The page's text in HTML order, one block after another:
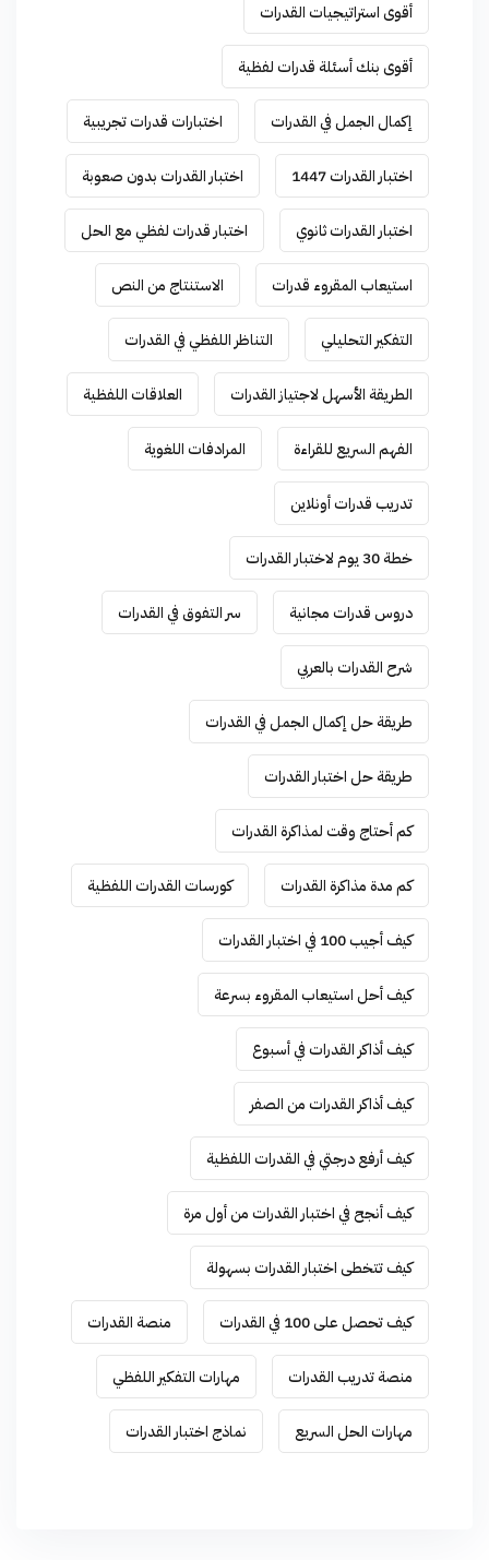
أقوى استراتيجيات القدرات
أقوى بنك أسئلة قدرات لفظية
إكمال الجمل في القدرات اختبارات قدرات تجريبية
اختبار القدرات 1447 اختبار القدرات بدون صعوبة
اختبار القدرات ثانوي اختبار قدرات لفظي مع الحل
استيعاب المقروء قدرات الاستنتاج من النص
التفكير التحليلي التناظر اللفظي في القدرات
الطريقة الأسهل لاجتياز القدرات العلاقات اللفظية
الفهم السريع للقراءة المرادفات اللغوية
تدريب قدرات أونلاين
خطة 30 يوم لاختبار القدرات
دروس قدرات مجانية سر التفوق في القدرات
شرح القدرات بالعربي
طريقة حل إكمال الجمل في القدرات
طريقة حل اختبار القدرات
كم أحتاج وقت لمذاكرة القدرات
كم مدة مذاكرة القدرات كورسات القدرات اللفظية
كيف أجيب 100 في اختبار القدرات
كيف أحل استيعاب المقروء بسرعة
كيف أذاكر القدرات في أسبوع
كيف أذاكر القدرات من الصفر
كيف أرفع درجتي في القدرات اللفظية
كيف أنجح في اختبار القدرات من أول مرة
كيف تتخطى اختبار القدرات بسهولة
كيف تحصل على 100 في القدرات منصة القدرات
منصة تدريب القدرات مهارات التفكير اللفظي
مهارات الحل السريع نماذج اختبار القدرات